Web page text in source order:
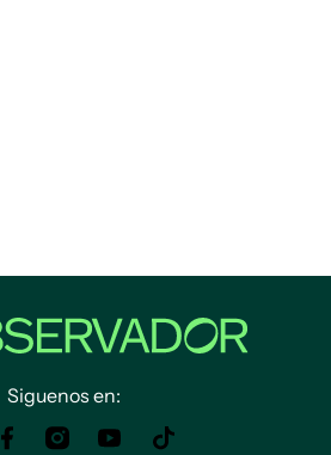
Siguenos en: